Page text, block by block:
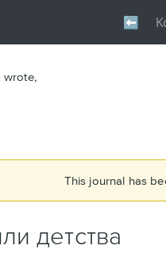
wrote,
This journal has
детства